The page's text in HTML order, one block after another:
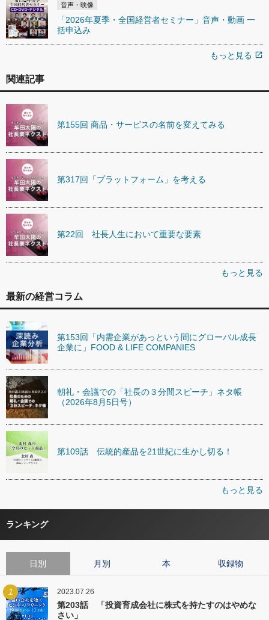
音声・映像
「2026年夏季・全国経営者セミナー」音声・動画 一
括申込み
もっと見る open_in_new
関連記事
第155回 商品・サービスの名前を変えてみる
第317回「プラットフォーム」を考える
第22回 社長人生において重要な要素
もっと見る
最新の経営コラム
第153回「内需企業があっという間にグローバル成長
企業に」FOOD & LIFE COMPANIES
朝礼・会議での「社長の３分間スピーチ」ネタ帳
（2026年8月5日号）
第109話 伝統的産品を21世紀に生かし切る！
もっと見る
ランキング
日別 月別 本 収録物
1 2023.07.26
第203話 「投資育成会社に株式を持たすのはやめな
さい」